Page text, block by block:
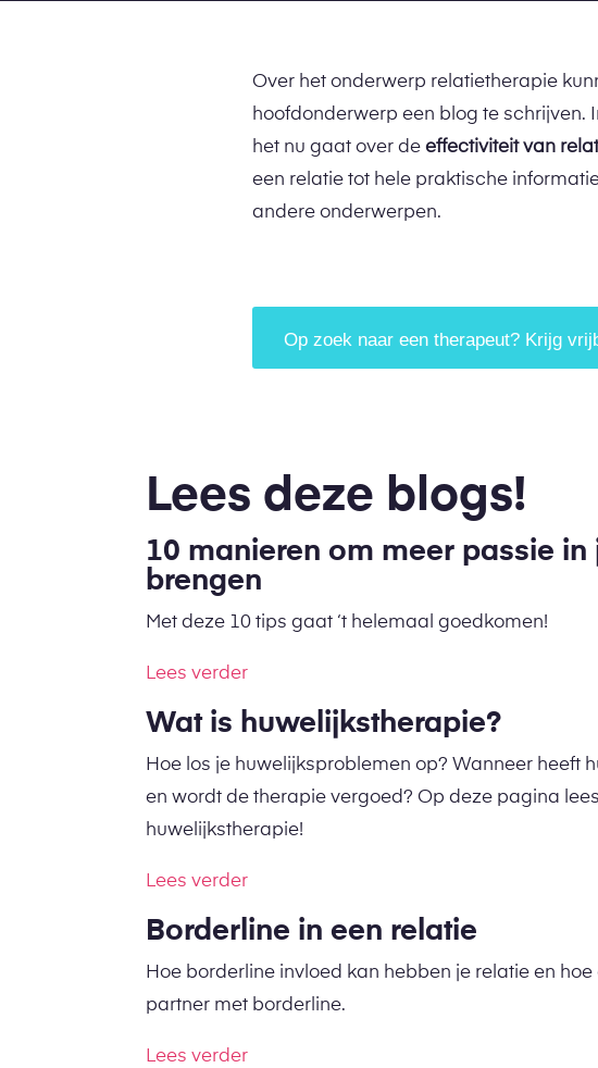
Over het onderwerp relatietherapie
hoofdonderwerp een blog te schrijven.
het nu gaat over de effectiviteit van
een relatie tot hele praktische
andere onderwerpen.
Op zoek naar een therapeut? Krijg
Lees deze blogs!
10 manieren om meer passie in
brengen
Met deze 10 tips gaat ‘t helemaal goedkomen!
Lees verder
Wat is huwelijkstherapie?
Hoe los je huwelijksproblemen op? Wanneer heeft
en wordt de therapie vergoed? Op deze pagina
huwelijkstherapie!
Lees verder
Borderline in een relatie
Hoe borderline invloed kan hebben je relatie en
partner met borderline.
Lees verder